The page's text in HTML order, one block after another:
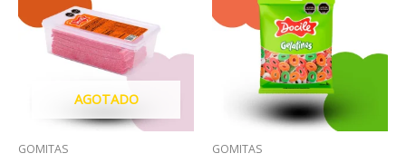
AGOTADO
GOMITAS GOMITAS